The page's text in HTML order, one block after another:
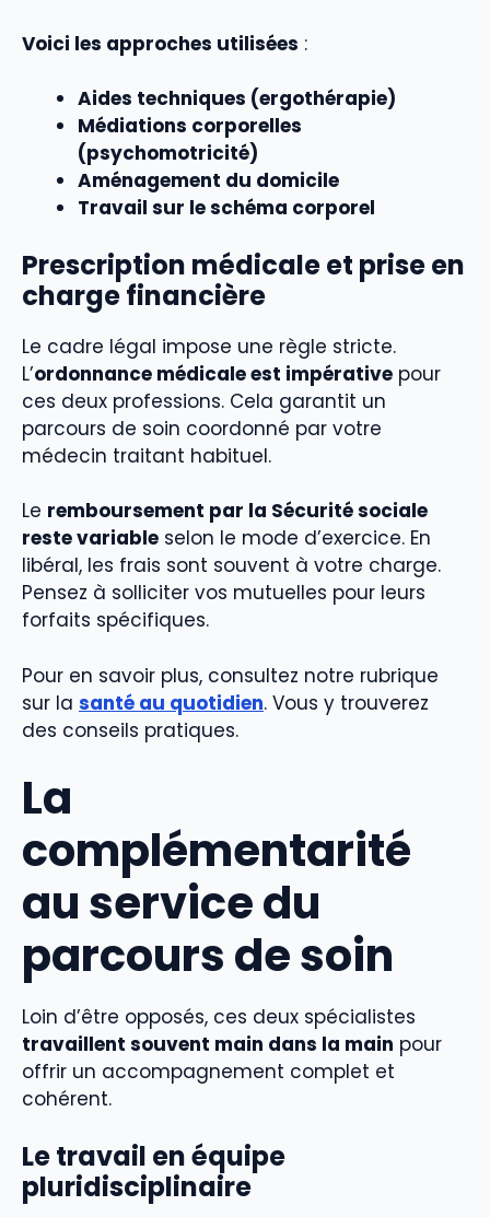
Voici les approches utilisées :
Aides techniques (ergothérapie)
Médiations corporelles
(psychomotricité)
Aménagement du domicile
Travail sur le schéma corporel
Prescription médicale et prise en
charge financière
Le cadre légal impose une règle stricte.
L’ordonnance médicale est impérative pour
ces deux professions. Cela garantit un
parcours de soin coordonné par votre
médecin traitant habituel.
Le remboursement par la Sécurité sociale
reste variable selon le mode d’exercice. En
libéral, les frais sont souvent à votre charge.
Pensez à solliciter vos mutuelles pour leurs
forfaits spécifiques.
Pour en savoir plus, consultez notre rubrique
sur la santé au quotidien. Vous y trouverez
des conseils pratiques.
La
complémentarité
au service du
parcours de soin
Loin d’être opposés, ces deux spécialistes
travaillent souvent main dans la main pour
offrir un accompagnement complet et
cohérent.
Le travail en équipe
pluridisciplinaire